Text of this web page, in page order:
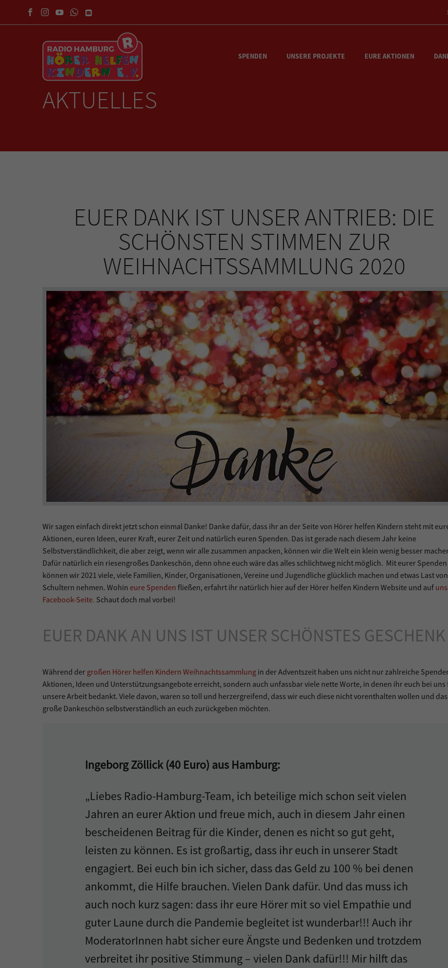
SPENDEN UNSERE PROJEKTE EURE AKTIONEN
AKTUELLES
EUER DANK IST UNSER ANTRIEB: DIE
SCHÖNSTEN STIMMEN ZUR
WEIHNACHTSSAMMLUNG 2020
Wir sagen einfach direkt jetzt schon einmal Danke! Danke dafür, dass ihr an der Seite von Hörer helfen Kindern steht mit
Aktionen, euren Ideen, eurer Kraft, eurer Zeit und natürlich euren Spenden. Das ist gerade nach diesem Jahr keine
Selbstverständlichkeit, die aber zeigt, wenn wir alle zusammen anpacken, können wir die Welt ein klein wenig besser
Dafür natürlich ein riesengroßes Dankeschön, denn ohne euch wäre das alles schlichtweg nicht möglich. Mit eurer Spenden
können wir 2021 viele, viele Familien, Kinder, Organisationen, Vereine und Jugendliche glücklich machen und etwas Last
Schultern nehmen. Wohin eure Spenden fließen, erfahrt ihr natürlich hier auf der Hörer helfen Kindern Website und auf
Facebook-Seite. Schaut doch mal vorbei!
EUER DANK AN UNS IST UNSER SCHÖNSTES GESCHENK
Während der großen Hörer helfen Kindern Weihnachtssammlung in der Adventszeit haben uns nicht nur zahlreiche
Aktionen, Ideen und Unterstützungsangebote erreicht, sondern auch unfassbar viele nette Worte, in denen ihr euch bei uns
unsere Arbeit bedankt. Viele davon, waren so toll und herzergreifend, dass wir euch diese nicht vorenthalten wollen und das
große Dankeschön selbstverständlich an euch zurückgeben möchten.
Ingeborg Zöllick (40 Euro) aus Hamburg:
„Liebes Radio-Hamburg-Team, ich beteilige mich schon seit vielen
Jahren an eurer Aktion und freue mich, auch in diesem Jahr einen
bescheidenen Beitrag für die Kinder, denen es nicht so gut geht,
leisten zu können. Es ist großartig, dass ihr euch in unserer Stadt
engagiert. Bei euch bin ich sicher, dass das Geld zu 100 % bei denen
ankommt, die Hilfe brauchen. Vielen Dank dafür. Und das muss ich
auch noch kurz sagen: dass ihr eure Hörer mit so viel Empathie und
guter Laune durch die Pandemie begleitet ist wunderbar!!! Auch ihr
ModeratorInnen habt sicher eure Ängste und Bedenken und trotzdem
verbreitet ihr positive Stimmung – vielen Dank dafür!!! Mir hilft das